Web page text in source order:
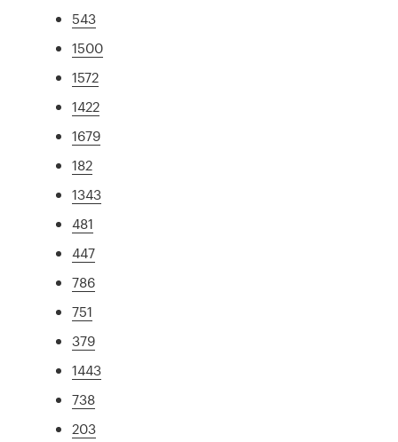
543
1500
1572
1422
1679
182
1343
481
447
786
751
379
1443
738
203